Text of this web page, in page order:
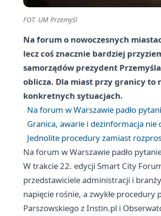
FOT. UM Przemyśl
Na forum o nowoczesnych
lecz coś znacznie bardziej
samorządów prezydent
oblicza. Dla miast przy granicy
konkretnych sytuacjach.
Na forum w Warszawie padło
Granica, awarie i dezinformacja nie
Jednolite procedury zamiast
Na forum w Warszawie padło
W trakcie 22. edycji Smart City
przedstawiciele administracji i
napięcie rośnie, a zwykłe procedury
Parszowskiego z Instin.pl i